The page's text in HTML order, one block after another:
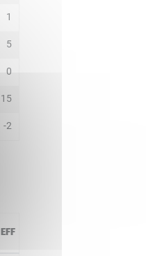
1
5
0
15
-2
EFF